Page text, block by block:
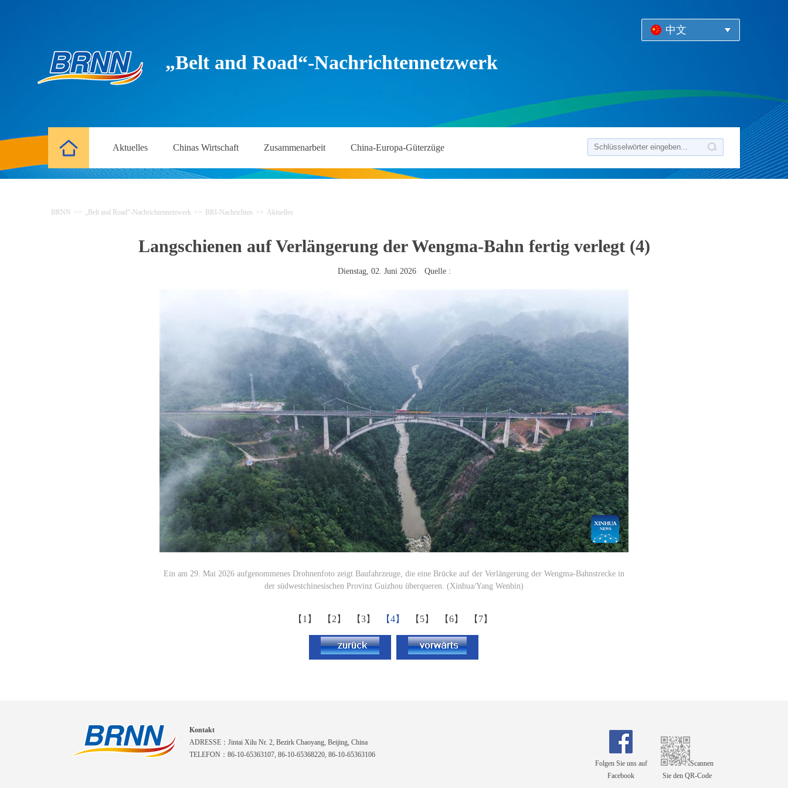
中文
„Belt and Road“-Nachrichtennetzwerk
Aktuelles Chinas Wirtschaft Zusammenarbeit China-Europa-Güterzüge
BRNN >> „Belt and Road“-Nachrichtennetzwerk >> BRI-Nachrichten >> Aktuelles
Langschienen auf Verlängerung der Wengma-Bahn fertig verlegt (4)
Dienstag, 02. Juni 2026 Quelle :
Ein am 29. Mai 2026 aufgenommenes Drohnenfoto zeigt Baufahrzeuge, die eine Brücke auf der Verlängerung der Wengma-Bahnstrecke in
der südwestchinesischen Provinz Guizhou überqueren. (Xinhua/Yang Wenbin)
【1】 【2】 【3】 【4】 【5】 【6】 【7】
Kontakt
ADRESSE：Jintai Xilu Nr. 2, Bezirk Chaoyang, Beijing, China
TELEFON：86-10-65363107, 86-10-65368220, 86-10-65363106
Folgen Sie uns auf
Facebook
Scannen
Sie den QR-Code